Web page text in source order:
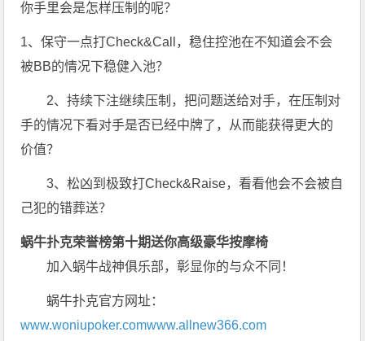
你手里会是怎样压制的呢？
1、保守一点打Check&Call，稳住控池在不知道会不会
被BB的情况下稳健入池？
2、持续下注继续压制，把问题送给对手，在压制对
手的情况下看对手是否已经中牌了，从而能获得更大的
价值？
3、松凶到极致打Check&Raise，看看他会不会被自
己犯的错葬送？
蜗牛扑克荣誉榜第十期送你高级豪华按摩椅
加入蜗牛战神俱乐部，彰显你的与众不同！
蜗牛扑克官方网址：
www.woniupoker.comwww.allnew366.com